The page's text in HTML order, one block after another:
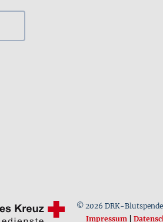
© 2026 DRK-
Impressum